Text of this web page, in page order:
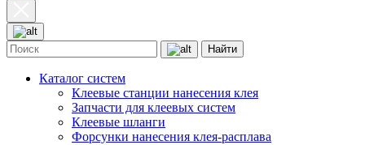
Найти
Каталог систем
Клеевые станции нанесения клея
Запчасти для клеевых систем
Клеевые шланги
Форсунки нанесения клея-расплава